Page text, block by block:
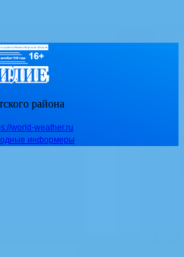
района
world-weather.ru
информеры